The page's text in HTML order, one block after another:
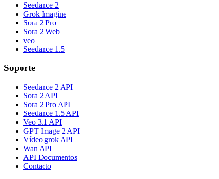
Seedance 2
Grok Imagine
Sora 2 Pro
Sora 2 Web
veo
Seedance 1.5
Soporte
Seedance 2 API
Sora 2 API
Sora 2 Pro API
Seedance 1.5 API
Veo 3.1 API
GPT Image 2 API
Vídeo grok API
Wan API
API Documentos
Contacto